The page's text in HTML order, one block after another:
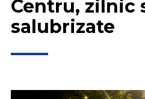
Centru, zilnic
salubrizate